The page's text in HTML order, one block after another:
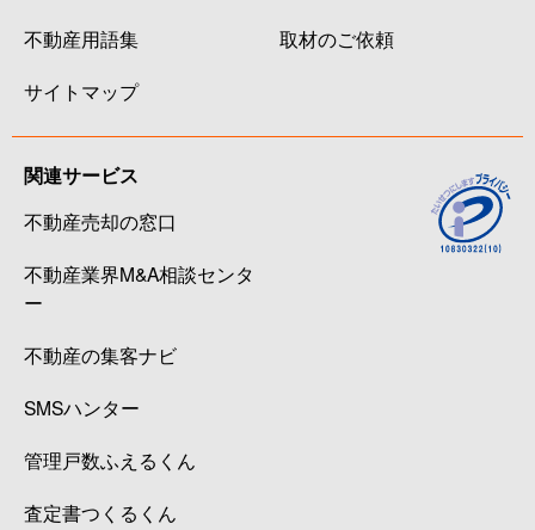
不動産用語集
サイトマップ
取材のご依頼
関連サービス
不動産売却の窓口
不動産業界M&A相談センタ
ー
不動産の集客ナビ
SMSハンター
管理戸数ふえるくん
査定書つくるくん